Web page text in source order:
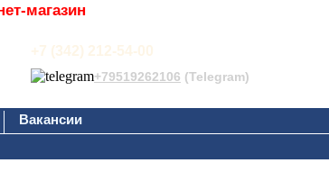
магазин
+7 (342) 212-54-00
+79519262106 (Telegram)
Вакансии